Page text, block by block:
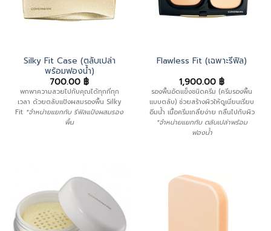
Silky Fit Case (ตลับเปล่า
พร้อมฟองน้ำ)
700.00 ฿
พกพาความสวยไปกับคุณได้ทุกที่ทุก
เวลา ด้วยตลับแป้งผสมรองพื้น Silky
Fit *จำหน่ายแยกกับ รีฟิลแป้งผสมรอง
พื้น
Flawless Fit (เฉพาะรีฟิล)
1,900.00 ฿
รองพื้นอัดแข็งชนิดครีม (ครีมรองพื้น
แบบตลับ) ช่วยสร้างผิวให้ดูเนียนเรียบ
อิ่มน้ำ เนื้อครีมเกลี่ยง่าย กลืนไปกับผิว
*จำหน่ายแยกกับ ตลับเปล่าพร้อม
ฟองน้ำ